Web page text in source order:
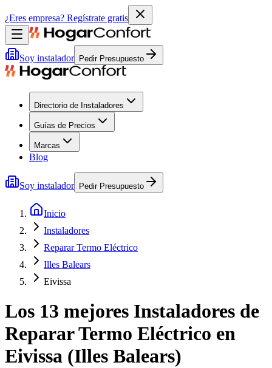
¿Eres empresa? Regístrate gratis
Soy instalador Pedir Presupuesto
Directorio de Instaladores
Guías de Precios
Marcas
Blog
Soy instalador Pedir Presupuesto
Inicio
Instaladores
Reparar Termo Eléctrico
Illes Balears
Eivissa
Los 13 mejores Instaladores de
Reparar Termo Eléctrico en
Eivissa (Illes Balears)